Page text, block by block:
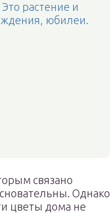
растение и
юбилеи.
связано
Однако
цветы дома не